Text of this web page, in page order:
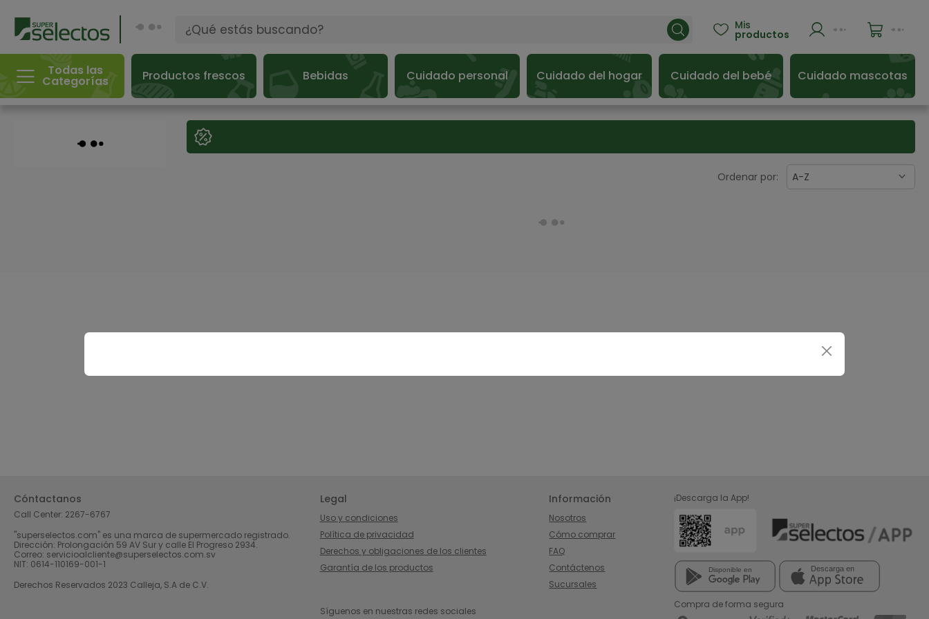
 Mis
productos
Todas las
Categorías Productos frescos Bebidas Cuidado personal Cuidado del hogar Cuidado del bebé Cuidado mascotas
Ordenar por: A-Z
Cóntactanos
Call Center: 2267-6767
"superselectos.com" es una marca de supermercado registrado.
Dirección: Prolongación 59 AV Sur y calle El Progreso 2934.
Correo: servicioalcliente@superselectos.com.sv
NIT: 0614-110169-001-1
Derechos Reservados 2023 Calleja, S.A de C.V.
Legal
Uso y condiciones
Política de privacidad
Derechos y obligaciones de los clientes
Garantía de los productos
Información
Nosotros
Cómo comprar
FAQ
Contáctenos
Sucursales
Síguenos en nuestras redes sociales
¡Descarga la App!
Compra de forma segura